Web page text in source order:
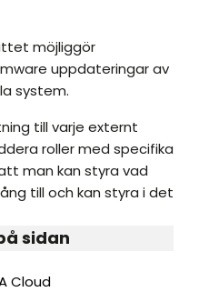
möjliggör
uppdateringar av
system.
till varje externt
roller med specifika
man kan styra vad
till och kan styra i det
sidan
Cloud